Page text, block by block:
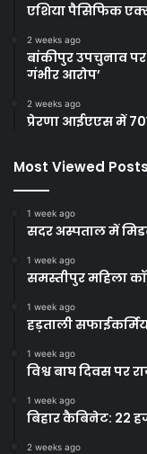
एशिया पैसिफिक
2 weeks ago
बांकीपुर उपचुनाव
गंभीर आरोप’
2 weeks ago
प्रेरणा आईएएस में
Most Viewed Posts
1 week ago
सदर अस्पताल में
1 week ago
समस्तीपुर महिला
1 week ago
हड़ताली
1 week ago
विश्व बाघ दिवस पर
1 week ago
बिहार कैबिनेट: 22
2 weeks ago